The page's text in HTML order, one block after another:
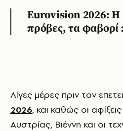
Eurovision 2026: Η
πρόβες, τα φαβορί
Λίγες μέρες πριν τον
2026, και καθώς οι
Αυστρίας, Βιέννη και οι